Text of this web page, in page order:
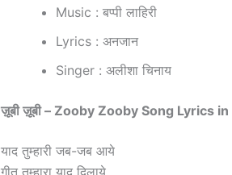
Music : बप्पी लाहिरी
Lyrics : अनजान
Singer : अलीशा चिनाय
ज़ूबी ज़ूबी – Zooby Zooby Song Lyrics
याद तुम्हारी जब-जब आये
गीत तुम्हारा याद दिलाये